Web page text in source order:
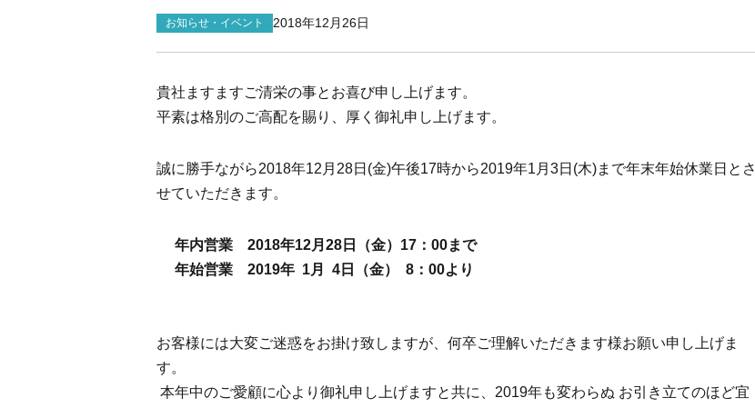
お知らせ・イベント 2018年12月26日
貴社ますますご清栄の事とお喜び申し上げます。
平素は格別のご高配を賜り、厚く御礼申し上げます。
誠に勝手ながら2018年12月28日(金)午後17時から2019年1月3日(木)まで年末年始休業日とさ
せていただきます。
年内営業 2018年12月28日（金）17：00まで
年始営業 2019年 1月 4日（金） 8：00より
お客様には大変ご迷惑をお掛け致しますが、何卒ご理解いただきます様お願い申し上げま
す。
本年中のご愛顧に心より御礼申し上げますと共に、2019年も変わらぬ お引き立てのほど宜